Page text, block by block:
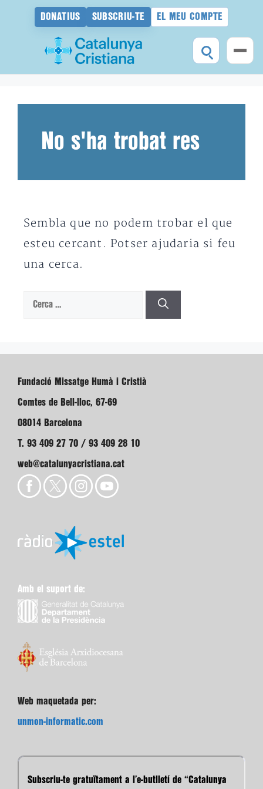
DONATIUS SUBSCRIU-TE EL MEU COMPTE
No s'ha trobat res
Sembla que no podem trobar el que
esteu cercant. Potser ajudaria si feu
una cerca.
Cerca:
Fundació Missatge Humà i Cristià
Comtes de Bell-lloc, 67-69
08014 Barcelona
T. 93 409 27 70 / 93 409 28 10
web@catalunyacristiana.cat
Amb el suport de:
Web maquetada per:
unmon-informatic.com
Subscriu-te gratuïtament a l’e-butlletí de “Catalunya